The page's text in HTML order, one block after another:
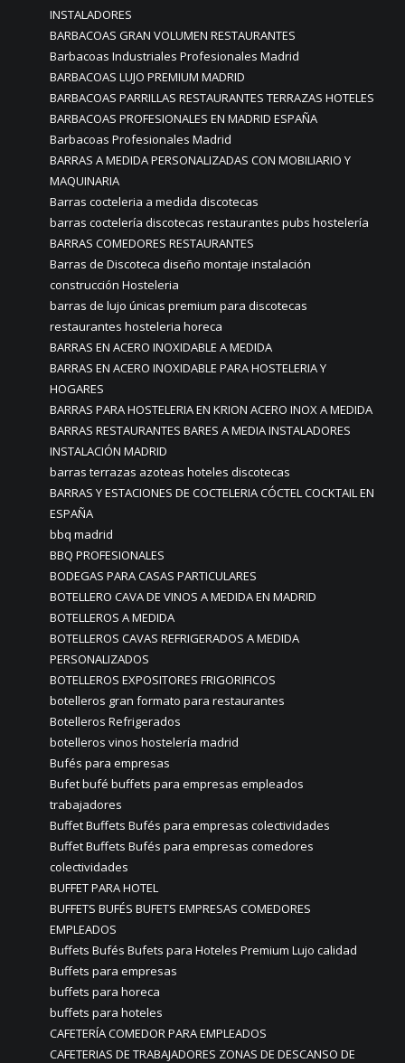
INSTALADORES
BARBACOAS GRAN VOLUMEN RESTAURANTES
Barbacoas Industriales Profesionales Madrid
BARBACOAS LUJO PREMIUM MADRID
BARBACOAS PARRILLAS RESTAURANTES TERRAZAS HOTELES
BARBACOAS PROFESIONALES EN MADRID ESPAÑA
Barbacoas Profesionales Madrid
BARRAS A MEDIDA PERSONALIZADAS CON MOBILIARIO Y
MAQUINARIA
Barras cocteleria a medida discotecas
barras coctelería discotecas restaurantes pubs hostelería
BARRAS COMEDORES RESTAURANTES
Barras de Discoteca diseño montaje instalación
construcción Hosteleria
barras de lujo únicas premium para discotecas
restaurantes hosteleria horeca
BARRAS EN ACERO INOXIDABLE A MEDIDA
BARRAS EN ACERO INOXIDABLE PARA HOSTELERIA Y
HOGARES
BARRAS PARA HOSTELERIA EN KRION ACERO INOX A MEDIDA
BARRAS RESTAURANTES BARES A MEDIA INSTALADORES
INSTALACIÓN MADRID
barras terrazas azoteas hoteles discotecas
BARRAS Y ESTACIONES DE COCTELERIA CÓCTEL COCKTAIL EN
ESPAÑA
bbq madrid
BBQ PROFESIONALES
BODEGAS PARA CASAS PARTICULARES
BOTELLERO CAVA DE VINOS A MEDIDA EN MADRID
BOTELLEROS A MEDIDA
BOTELLEROS CAVAS REFRIGERADOS A MEDIDA
PERSONALIZADOS
BOTELLEROS EXPOSITORES FRIGORIFICOS
botelleros gran formato para restaurantes
Botelleros Refrigerados
botelleros vinos hostelería madrid
Bufés para empresas
Bufet bufé buffets para empresas empleados
trabajadores
Buffet Buffets Bufés para empresas colectividades
Buffet Buffets Bufés para empresas comedores
colectividades
BUFFET PARA HOTEL
BUFFETS BUFÉS BUFETS EMPRESAS COMEDORES
EMPLEADOS
Buffets Bufés Bufets para Hoteles Premium Lujo calidad
Buffets para empresas
buffets para horeca
buffets para hoteles
CAFETERÍA COMEDOR PARA EMPLEADOS
CAFETERIAS DE TRABAJADORES ZONAS DE DESCANSO DE